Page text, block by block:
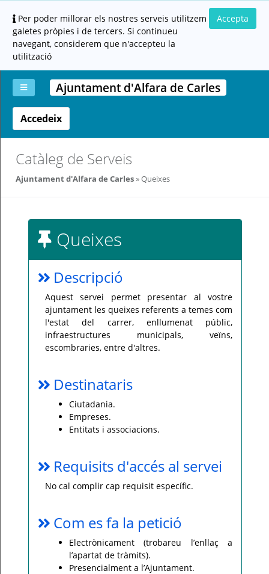
Per poder millorar els nostres serveis utilitzem
galetes pròpies i de tercers. Si continueu
navegant, considerem que n'accepteu la
utilització
Accepta
La
meva
carpeta
Aportar
documentació
Carpeta
ciutadana
(altres
administracions)
Altres
Ajuda
Ajuntament d'Alfara de Carles
Accedeix
Catàleg de Serveis
Ajuntament d'Alfara de Carles Queixes
Queixes
Descripció
Aquest servei permet presentar al vostre
ajuntament les queixes referents a temes com
l'estat del carrer, enllumenat públic,
infraestructures municipals, veïns,
escombraries, entre d'altres.
Destinataris
Ciutadania.
Empreses.
Entitats i associacions.
Requisits d'accés al servei
No cal complir cap requisit específic.
Com es fa la petició
Electrònicament (trobareu l’enllaç a
l’apartat de tràmits).
Presencialment a l’Ajuntament.